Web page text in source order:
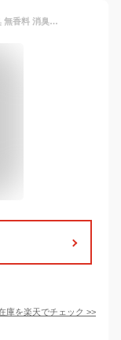
ハルの消臭剤 消臭ビーズ HARD 600g | 無臭 無香料 消臭剤 強力 業務用 置き型 部屋 消臭 タバコ クローゼット 玄関 ロッカー 靴箱 空間 車内 ビーズ 無香 ペット トイレ エアソフィア ハルインダストリ
庫を楽天でチェック >>